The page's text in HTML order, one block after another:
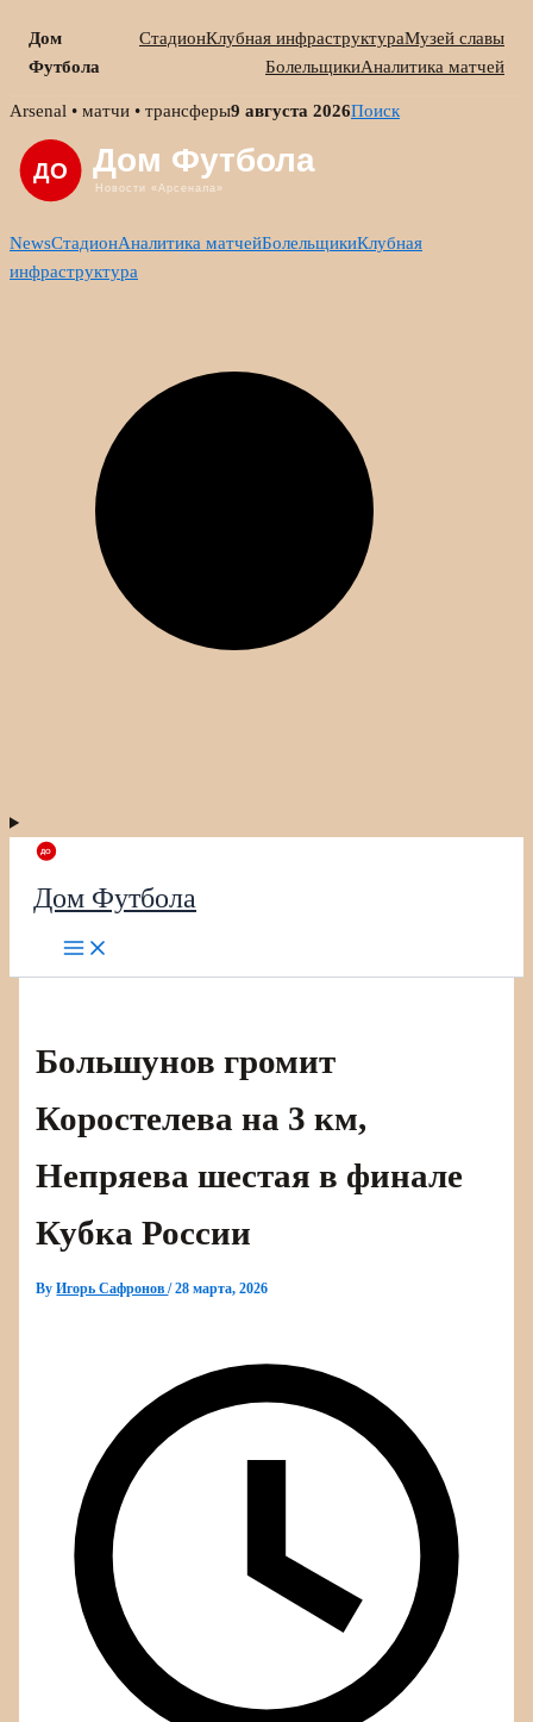
Дом
Футбола
СтадионКлубная инфраструктураМузей славы
БолельщикиАналитика матчей
Skip
content
Arsenal • матчи • трансферы9 августа 2026Поиск
NewsСтадионАналитика матчейБолельщикиКлубная
инфраструктура
Дом Футбола
Большунов громит
Коростелева на 3 км,
Непряева шестая в финале
Кубка России
ByИгорь Сафронов/28 марта, 2026